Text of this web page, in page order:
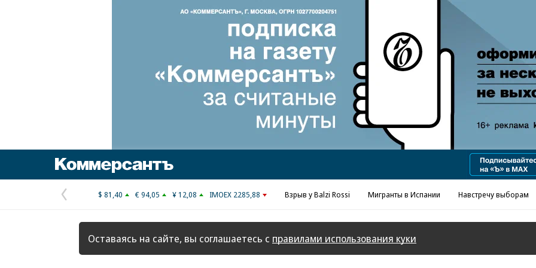
Реклама в «Ъ» www.kommersant.ru/ad
Предыдущая
страница
$ 81,40 € 94,05 ¥ 12,08 IMOEX 2285,88 Взрыв у Balzi Rossi Мигранты в Испании Навстречу выборам
Оставаясь на сайте, вы соглашаетесь с правилами использования куки